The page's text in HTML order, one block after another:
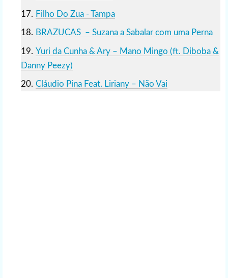
Filho Do Zua - Tampa
BRAZUCAS – Suzana a Sabalar com uma Perna
Yuri da Cunha & Ary – Mano Mingo (ft. Diboba &
Danny Peezy)
Cláudio Pina Feat. Liriany – Não Vai